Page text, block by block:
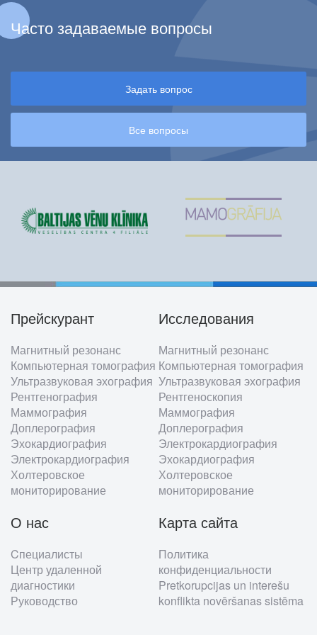
Часто задаваемые вопросы
Задать вопрос
Все вопросы
Footer
menu
Прейскурант
Магнитный резонанс
Компьютерная томография
Ультразвуковая эхография
Рентгенография
Маммография
Доплерография
Эхокардиография
Электрокардиография
Холтеровское
мониторирование
Исследования
Магнитный резонанс
Компьютерная томография
Ультразвуковая эхография
Рентгеноскопия
Маммография
Доплерография
Электрокардиография
Эхокардиография
Холтеровское
мониторирование
О нас
Cпециалисты
Центр удаленной
диагностики
Руководство
Карта сайта
Политика
конфиденциальности
Pretkorupcijas un interešu
konflikta novēršanas sistēma